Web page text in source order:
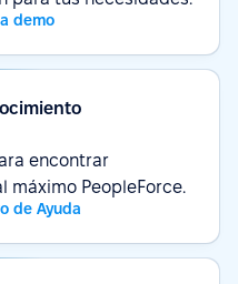
demo
encontrar
máximo PeopleForce.
de Ayuda